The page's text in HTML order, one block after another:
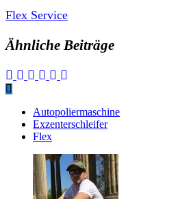
Flex Service
Ähnliche Beiträge
Autopoliermaschine
Exzenterschleifer
Flex